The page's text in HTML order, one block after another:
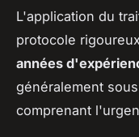
L'application du
protocole
années
généralement
comprenant